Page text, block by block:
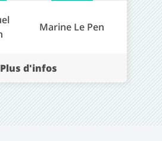
Marine Le Pen
Plus d'infos